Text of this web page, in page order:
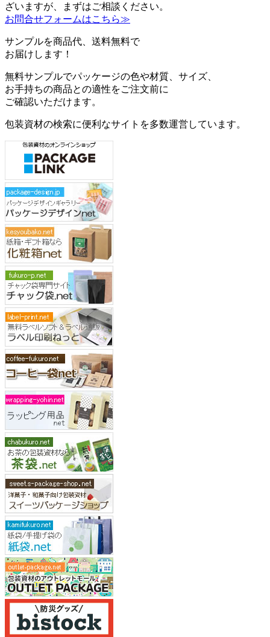
ざいますが、まずはご相談ください。
お問合せフォームはこちら≫
サンプルを商品代、送料無料で
お届けします！
無料サンプルでパッケージの色や材質、サイズ、
お手持ちの商品との適性をご注文前に
ご確認いただけます。
包装資材の検索に便利なサイトを多数運営しています。